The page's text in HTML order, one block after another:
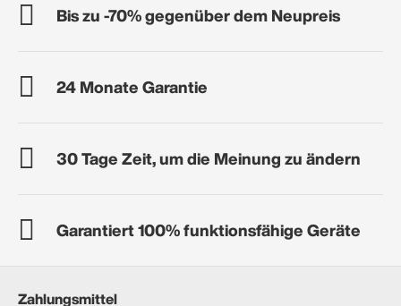
Bis zu -70% gegenüber dem Neupreis
24 Monate Garantie
30 Tage Zeit, um die Meinung zu ändern
Garantiert 100% funktionsfähige Geräte
Zahlungsmittel